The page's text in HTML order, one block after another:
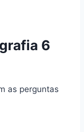
6
as perguntas